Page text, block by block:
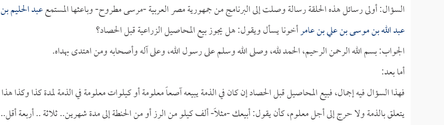
السؤال: أولى رسائل هذه الحلقة رسالة وصلت إلى البرنامج من جمهورية مصر العربية -مرسى مطروح- وباعثها المستمععبد الحليم بن
عبد الله بن موسى بن علي بن عامرأخونا يسأل ويقول: هل يجوز بيع المحاصيل الزراعية قبل الحصاد؟
الجواب: بسم الله الرحمن الرحيم، الحمد لله، وصلى الله وسلم على رسول الله، وعلى آله وأصحابه ومن اهتدى بهداه.
أما بعد:
فهذا السؤال فيه إجمال، فبيع المحاصيل قبل الحصاد إن كان في الذمة يبيعه آصعاً معلومة أو كيلوات معلومة في الذمة لمدة كذا وكذا هذا
يتعلق بالذمة ولا حرج إلى أجل معلوم، كأن يقول: أبيعك -مثلاً- ألف كيلو من الرز أو من الحنطة إلى مدة شهرين.. ثلاثة .. أربعة أقل..